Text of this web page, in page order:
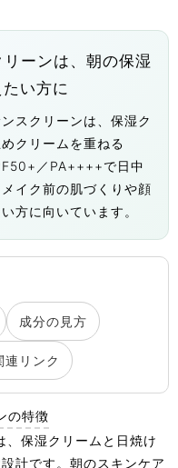
ーンは、朝の保湿
い方に
スクリーンは、保湿ク
クリームを重ねる
／PA++++で日中
イク前の肌づくりや顔
方に向いています。
成分の見方
連リンク
の特徴
保湿クリームと日焼け
計です。朝のスキンケア